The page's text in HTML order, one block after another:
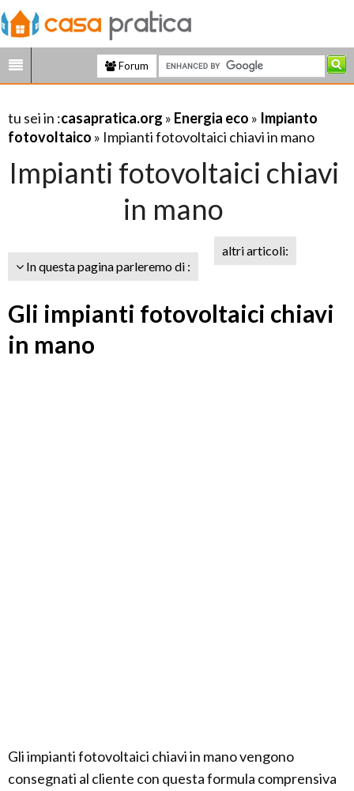
Forum
tu sei in :casapratica.org » Energia eco » Impianto
fotovoltaico » Impianti fotovoltaici chiavi in mano
Impianti fotovoltaici chiavi
in mano
In questa pagina parleremo di :
altri articoli:
Gli impianti fotovoltaici chiavi
in mano
Gli impianti fotovoltaici chiavi in mano vengono
consegnati al cliente con questa formula comprensiva